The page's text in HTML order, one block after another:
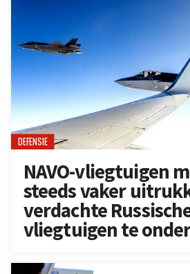
DEFENSIE
NAVO-vliegtuigen
steeds vaker
verdachte
vliegtuigen te